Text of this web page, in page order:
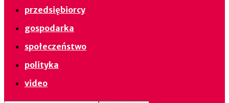
przedsiębiorcy
gospodarka
społeczeństwo
polityka
video